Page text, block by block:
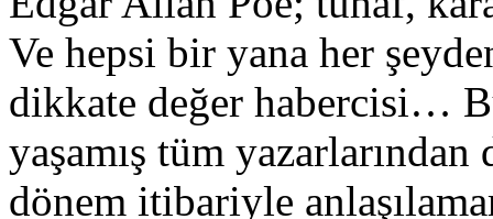
Ve hepsi bir yana her
dikkate değer habercisi…
yaşamış tüm yazarlarından
dönem itibariyle